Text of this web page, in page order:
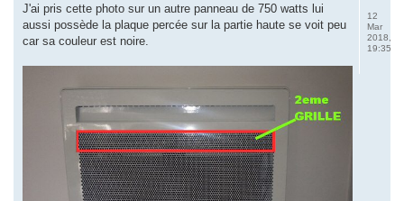
J'ai pris cette photo sur un autre panneau de 750 watts lui
aussi possède la plaque percée sur la partie haute se voit peu
car sa couleur est noire.
12
Mar
2018,
19:35